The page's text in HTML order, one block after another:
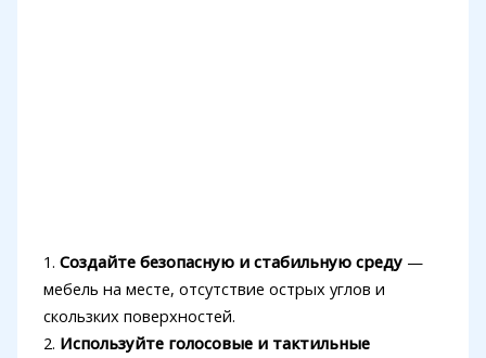
1. Создайте безопасную и стабильную среду—
мебель на месте, отсутствие острых углов и
скользких поверхностей.
2. Используйте голосовые и тактильные